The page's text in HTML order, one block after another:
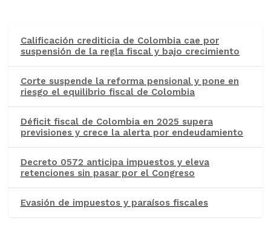
Calificación crediticia de Colombia cae por
suspensión de la regla fiscal y bajo crecimiento
Corte suspende la reforma pensional y pone en
riesgo el equilibrio fiscal de Colombia
Déficit fiscal de Colombia en 2025 supera
previsiones y crece la alerta por endeudamiento
Decreto 0572 anticipa impuestos y eleva
retenciones sin pasar por el Congreso
Evasión de impuestos y paraísos fiscales